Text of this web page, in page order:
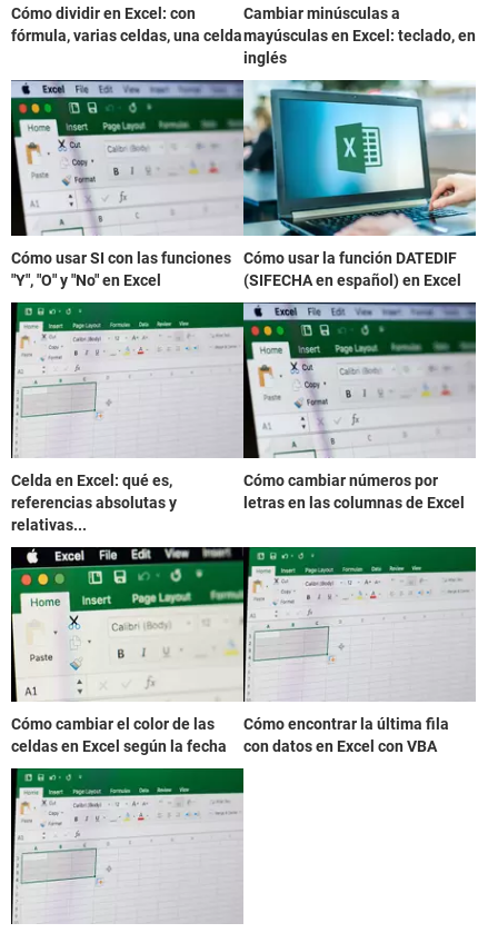
Cómo dividir en Excel: con
fórmula, varias celdas, una celda
Cambiar minúsculas a
mayúsculas en Excel: teclado, en
inglés
Cómo usar SI con las funciones
"Y", "O" y "No" en Excel
Cómo usar la función DATEDIF
(SIFECHA en español) en Excel
Celda en Excel: qué es,
referencias absolutas y
relativas...
Cómo cambiar números por
letras en las columnas de Excel
Cómo cambiar el color de las
celdas en Excel según la fecha
Cómo encontrar la última fila
con datos en Excel con VBA